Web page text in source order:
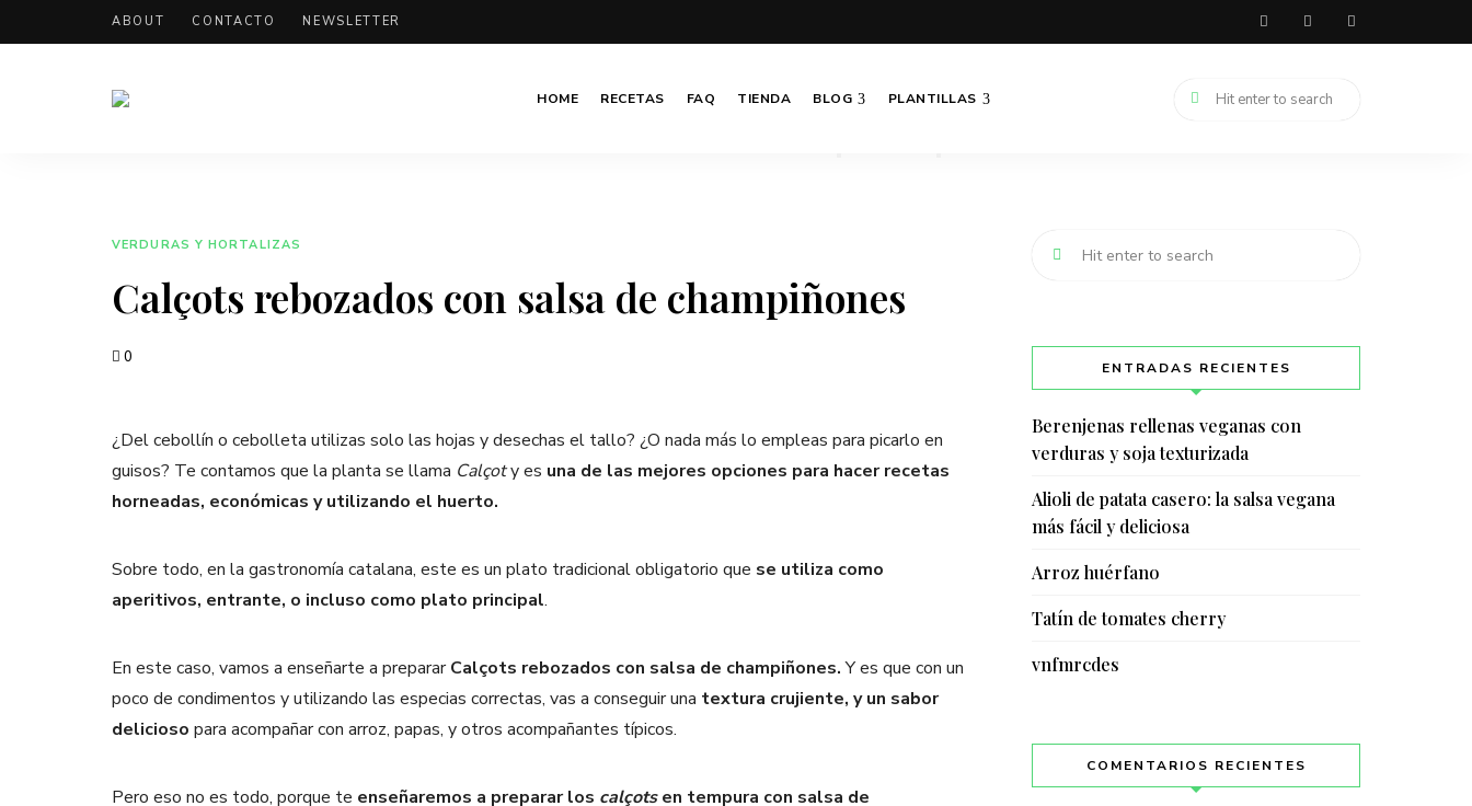
ABOUT CONTACTO NEWSLETTER
HOME RECETAS FAQ TIENDA BLOG PLANTILLAS
VERDURAS Y HORTALIZAS
Calçots rebozados con salsa de champiñones
0
¿Del cebollín o cebolleta utilizas solo las hojas y desechas el tallo? ¿O nada más lo empleas para picarlo en
guisos? Te contamos que la planta se llama Calçoty es una de las mejores opciones para hacer recetas
horneadas, económicas y utilizando el huerto.
Sobre todo, en la gastronomía catalana, este es un plato tradicional obligatorio que se utiliza como
aperitivos, entrante, o incluso como plato principal.
En este caso, vamos a enseñarte a prepararCalçots rebozados con salsa de champiñones.Y es que con un
poco de condimentos y utilizando las especias correctas, vas a conseguir una textura crujiente, y un sabor
delicioso para acompañar con arroz, papas, y otros acompañantes típicos.
Pero eso no es todo, porque te enseñaremos a preparar los calçotsen tempura con salsa de
ENTRADAS RECIENTES
Berenjenas rellenas veganas con
verduras y soja texturizada
Alioli de patata casero: la salsa vegana
más fácil y deliciosa
Arroz huérfano
Tatín de tomates cherry
vnfmrcdes
COMENTARIOS RECIENTES